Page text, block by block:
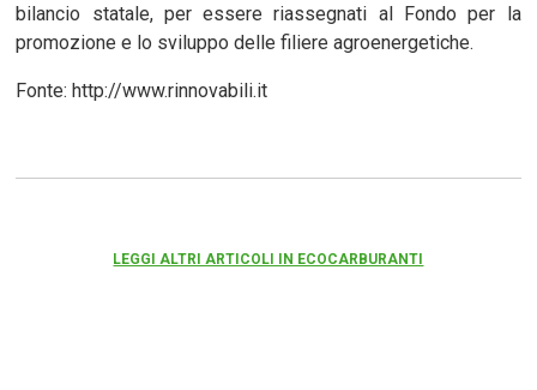
bilancio statale, per essere riassegnati al Fondo per la
promozione e lo sviluppo delle filiere agroenergetiche.
Fonte: http://www.rinnovabili.it
LEGGI ALTRI ARTICOLI IN ECOCARBURANTI